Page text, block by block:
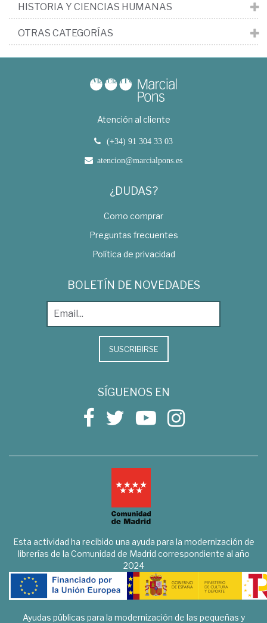
HISTORIA Y CIENCIAS HUMANAS
OTRAS CATEGORÍAS
Atención al cliente
(+34) 91 304 33 03
atencion@marcialpons.es
¿DUDAS?
Como comprar
Preguntas frecuentes
Política de privacidad
BOLETÍN DE NOVEDADES
SUSCRIBIRSE
SÍGUENOS EN
Esta actividad ha recibido una ayuda para la modernización de
librerías de la Comunidad de Madrid correspondiente al año
2024
Ayudas públicas para la modernización de las pequeñas y